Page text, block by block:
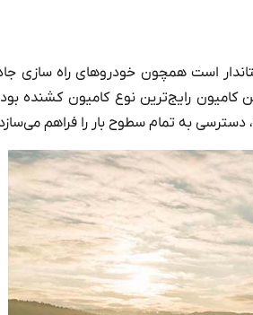
است همچون خودروهای راه سازی
رایج‌ترین نوع کامیون کشنده
به تمام سطوح بار را فراهم